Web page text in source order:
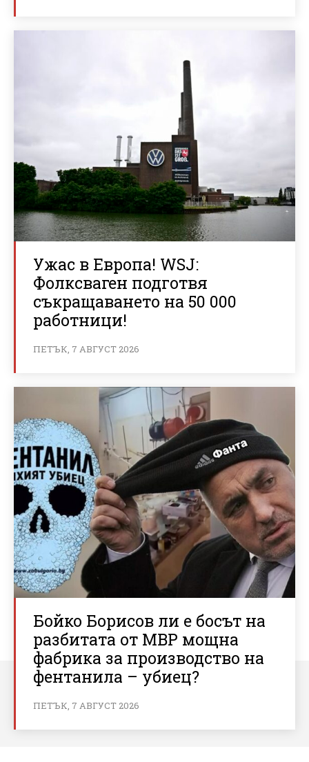
Ужас в Европа! WSJ:
Фолксваген подготвя
съкращаването на 50 000
работници!
ПЕТЪК, 7 АВГУСТ 2026
Бойко Борисов ли е босът на
разбитата от МВР мощна
фабрика за производство на
фентанила – убиец?
ПЕТЪК, 7 АВГУСТ 2026